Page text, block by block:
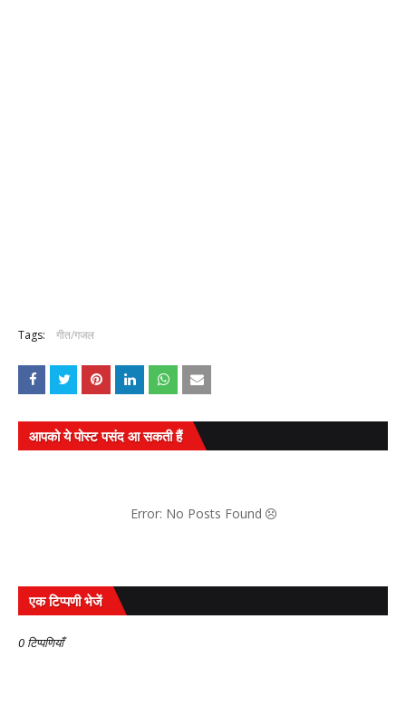
Tags: गीत/गजल
आपको ये पोस्ट पसंद आ सकती हैं
Error: No Posts Found
एक टिप्पणी भेजें
0 टिप्पणियाँ